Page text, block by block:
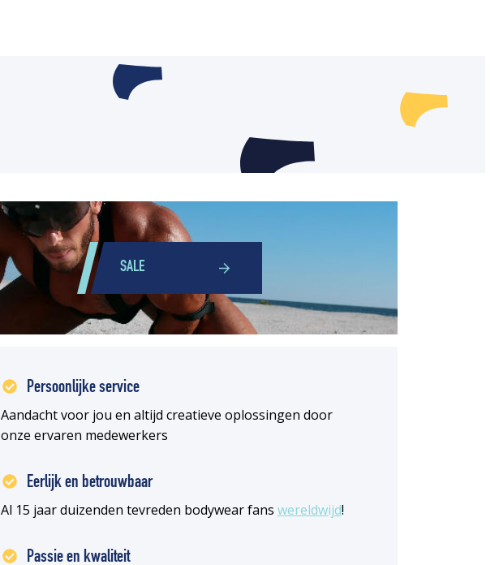
SALE
Persoonlijke service
Aandacht voor jou en altijd creatieve oplossingen door
onze ervaren medewerkers
Eerlijk en betrouwbaar
Al 15 jaar duizenden tevreden bodywear fans wereldwijd!
Passie en kwaliteit